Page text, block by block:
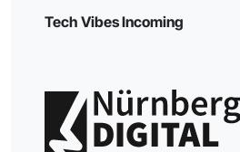
Tech Vibes Incoming